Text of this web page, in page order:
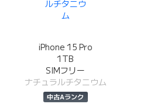
iPhone 15 Pro
1TB
SIMフリー
ナチュラルチタニウム
中古Aランク